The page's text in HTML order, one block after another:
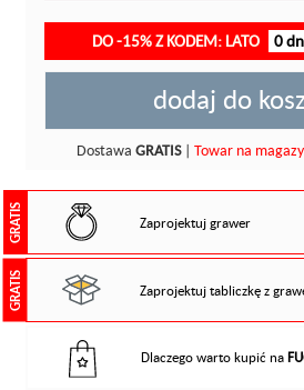
DO -15% Z KODEM: LATO 0
dodaj do
Dostawa GRATIS| Towar na
GRATIS Zaprojektuj grawer
GRATIS Zaprojektuj tabliczkę z
Dlaczego warto kupić na